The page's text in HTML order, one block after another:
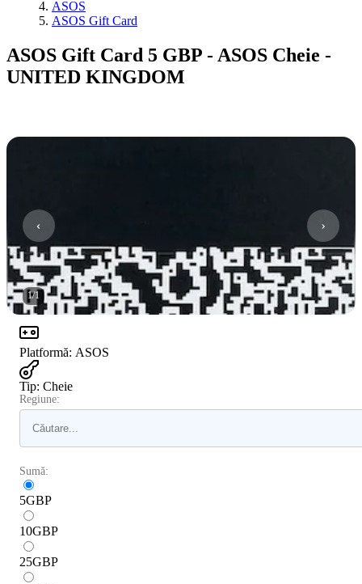
ASOS
ASOS Gift Card
ASOS Gift Card 5 GBP - ASOS Cheie -
UNITED KINGDOM
1/1
Platformă: ASOS
Tip: Cheie
Regiune:
Sumă:
5GBP
10GBP
25GBP